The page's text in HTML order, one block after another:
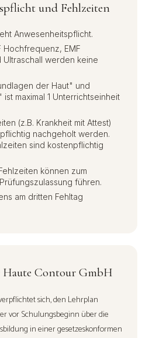
und Fehlzeiten
Anwesenheitspflicht.
Hochfrequenz, EMF
werden keine
der Haut" und
ist maximal 1 Unterrichtseinheit
(z.B. Krankheit mit Attest)
nachgeholt werden.
sind kostenpflichtig
können zum
führen.
am dritten Fehltag
Contour GmbH
sich, den Lehrplan
vor Schulungsbeginn über die
in einer gesetzeskonformen